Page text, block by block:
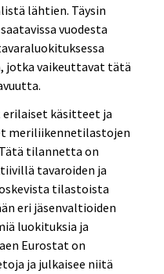
lähtien. Täysin
vuodesta
jotka vaikeuttavat tätä
erilaiset käsitteet ja
meriliikennetilastojen
tilannetta on
tavaroiden ja
tilastoista
eri jäsenvaltioiden
luokituksia ja
Eurostat on
ja julkaisee niitä